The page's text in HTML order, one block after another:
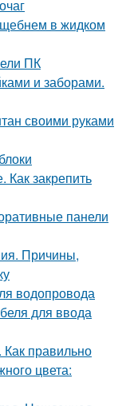
щебнем в жидком
ПК
и заборами.
своими руками
Как закрепить
панели
Причины,
водопровода
для ввода
правильно
цвета: